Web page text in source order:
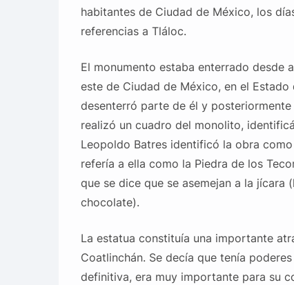
habitantes de Ciudad de México, los
referencias a Tláloc.
El monumento estaba enterrado desde
este de Ciudad de México, en el
desenterró parte de él y
realizó un cuadro del monolito,
Leopoldo Batres identificó la obra
refería a ella como la Piedra de los
que se dice que se asemejan a la
chocolate).
La estatua constituía una importante
Coatlinchán. Se decía que tenía
definitiva, era muy importante para su